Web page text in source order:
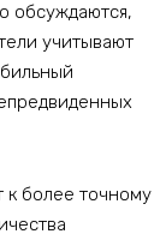
обсуждаются,
учитывают
к более точному